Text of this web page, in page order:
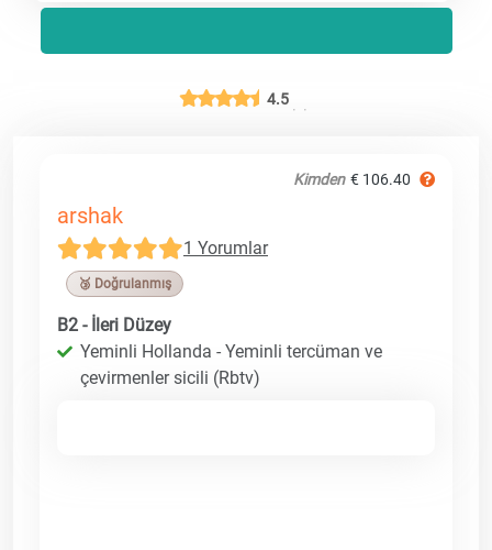
4.5
Kimden € 106.40
arshak
1 Yorumlar
🥉 Doğrulanmış
B2 - İleri Düzey
Yeminli Hollanda - Yeminli tercüman ve
çevirmenler sicili (Rbtv)